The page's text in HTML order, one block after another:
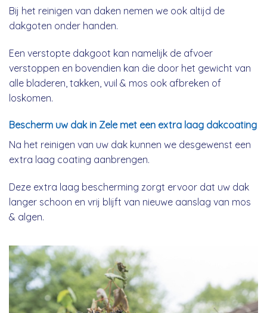
Bij het reinigen van daken nemen we ook altijd de
dakgoten onder handen.
Een verstopte dakgoot kan namelijk de afvoer
verstoppen en bovendien kan die door het gewicht van
alle bladeren, takken, vuil & mos ook afbreken of
loskomen.
Bescherm uw dak in Zele met een extra laag dakcoating
Na het reinigen van uw dak kunnen we desgewenst een
extra laag coating aanbrengen.
Deze extra laag bescherming zorgt ervoor dat uw dak
langer schoon en vrij blijft van nieuwe aanslag van mos
& algen.